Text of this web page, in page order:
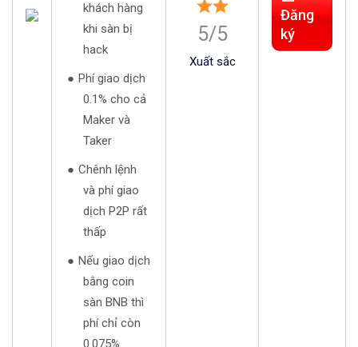
khách hàng
khi sàn bị
hack
Phí giao dịch
0.1% cho cả
Maker và
Taker
Chênh lệnh
và phí giao
dịch P2P rất
thấp
Nếu giao dịch
bằng coin
sàn BNB thì
phí chỉ còn
0.075%
5/5
Xuất sắc
Đăng
ký